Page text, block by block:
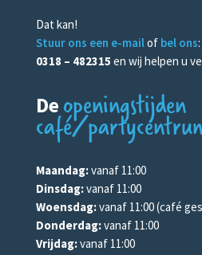
Dat kan!
Stuur ons een e-mailof bel ons:
0318 – 482315 en wij helpen u
De openingstijden
café/
Maandag:vanaf 11:00
Dinsdag:vanaf 11:00
Woensdag:vanaf 11:00 (café
Donderdag:vanaf 11:00
Vrijdag:vanaf 11:00